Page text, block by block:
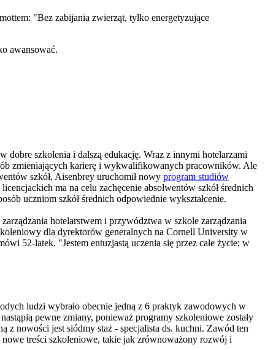
"Bez zabijania zwierząt, tylko energetyzujące
awansować.
szkolenia i dalszą edukację. Wraz z innymi hotelarzami
zmieniających karierę i wykwalifikowanych pracowników. Ale
szkół, Aisenbrey uruchomił nowy program studiów
ma na celu zachęcenie absolwentów szkół średnich
uczniom szkół średnich odpowiednie wykształcenie.
hotelarstwem i przywództwa w szkole zarządzania
dla dyrektorów generalnych na Cornell University w
52-latek. "Jestem entuzjastą uczenia się przez całe życie; w
ludzi wybrało obecnie jedną z 6 praktyk zawodowych w
pewne zmiany, ponieważ programy szkoleniowe zostały
z nowości jest siódmy staż - specjalista ds. kuchni. Zawód ten
treści szkoleniowe, takie jak zrównoważony rozwój i